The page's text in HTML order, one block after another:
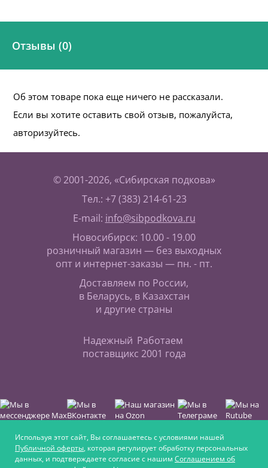
Отзывы (0)
Об этом товаре пока еще ничего не рассказали.
Если вы хотите оставить свой отзыв, пожалуйста,
авторизуйтесь.
© 2001-2026, «Сибирская подкова»
Тел.: +7 (383) 214-61-23
E-mail: info@sibpodkova.ru
Новосибирск: 10.00 - 19.00
розничный магазин — без выходных
опт и интернет-заказы — пн. - пт.
Доставляем по России,
в Беларусь, в Казахстан
и другие страны
Надежный
поставщик
Работаем
с 2001 года
Используя этот сайт, Вы соглашаетесь с условиями нашей
Публичной оферты, которая регулирует обработку персональных
данных, и подтверждаете согласие с нашим Соглашением об